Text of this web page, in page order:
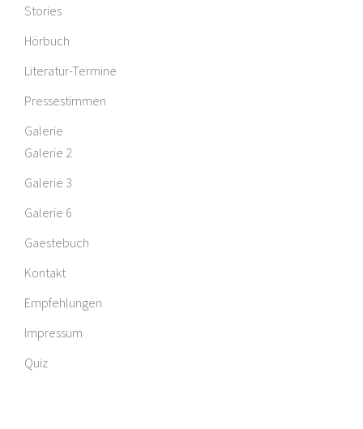
Stories
Hörbuch
Literatur-Termine
Pressestimmen
Galerie
Galerie 2
Galerie 3
Galerie 6
Gaestebuch
Kontakt
Empfehlungen
Impressum
Quiz